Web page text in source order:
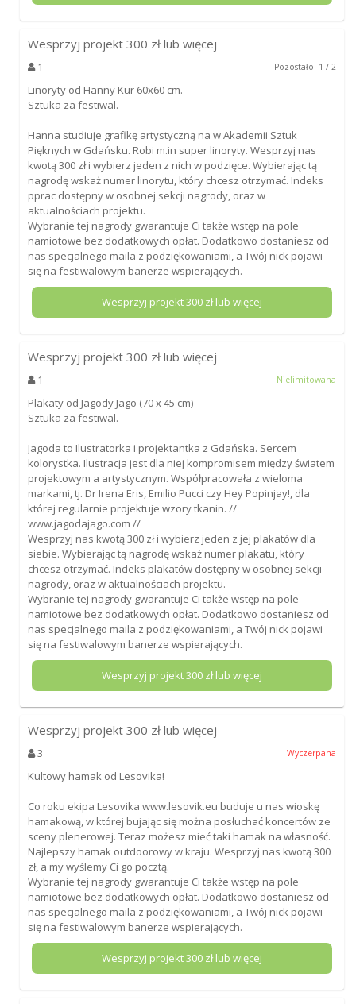
Wesprzyj projekt 300 zł lub więcej
1 Pozostało: 1 / 2
Linoryty od Hanny Kur 60x60 cm.
Sztuka za festiwal.
Hanna studiuje grafikę artystyczną na w Akademii Sztuk
Pięknych w Gdańsku. Robi m.in super linoryty. Wesprzyj nas
kwotą 300 zł i wybierz jeden z nich w podzięce. Wybierając tą
nagrodę wskaż numer linorytu, który chcesz otrzymać. Indeks
pprac dostępny w osobnej sekcji nagrody, oraz w
aktualnościach projektu.
Wybranie tej nagrody gwarantuje Ci także wstęp na pole
namiotowe bez dodatkowych opłat. Dodatkowo dostaniesz od
nas specjalnego maila z podziękowaniami, a Twój nick pojawi
się na festiwalowym banerze wspierających.
Wesprzyj projekt300zł lub więcej
Wesprzyj projekt 300 zł lub więcej
1 Nielimitowana
Plakaty od Jagody Jago (70 x 45 cm)
Sztuka za festiwal.
Jagoda to Ilustratorka i projektantka z Gdańska. Sercem
kolorystka. Ilustracja jest dla niej kompromisem między światem
projektowym a artystycznym. Współpracowała z wieloma
markami, tj. Dr Irena Eris, Emilio Pucci czy Hey Popinjay!, dla
której regularnie projektuje wzory tkanin. //
www.jagodajago.com //
Wesprzyj nas kwotą 300 zł i wybierz jeden z jej plakatów dla
siebie. Wybierając tą nagrodę wskaż numer plakatu, który
chcesz otrzymać. Indeks plakatów dostępny w osobnej sekcji
nagrody, oraz w aktualnościach projektu.
Wybranie tej nagrody gwarantuje Ci także wstęp na pole
namiotowe bez dodatkowych opłat. Dodatkowo dostaniesz od
nas specjalnego maila z podziękowaniami, a Twój nick pojawi
się na festiwalowym banerze wspierających.
Wesprzyj projekt300zł lub więcej
Wesprzyj projekt 300 zł lub więcej
3 Wyczerpana
Kultowy hamak od Lesovika!
Co roku ekipa Lesovika www.lesovik.eu buduje u nas wioskę
hamakową, w której bujając się można posłuchać koncertów ze
sceny plenerowej. Teraz możesz mieć taki hamak na własność.
Najlepszy hamak outdoorowy w kraju. Wesprzyj nas kwotą 300
zł, a my wyślemy Ci go pocztą.
Wybranie tej nagrody gwarantuje Ci także wstęp na pole
namiotowe bez dodatkowych opłat. Dodatkowo dostaniesz od
nas specjalnego maila z podziękowaniami, a Twój nick pojawi
się na festiwalowym banerze wspierających.
Wesprzyj projekt300zł lub więcej